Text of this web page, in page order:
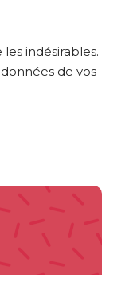
indésirables.
de vos